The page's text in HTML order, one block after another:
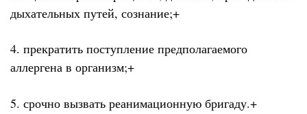
дыхательных путей, сознание;+
4. прекратить поступление предполагаемого
аллергена в организм;+
5. срочно вызвать реанимационную бригаду.+